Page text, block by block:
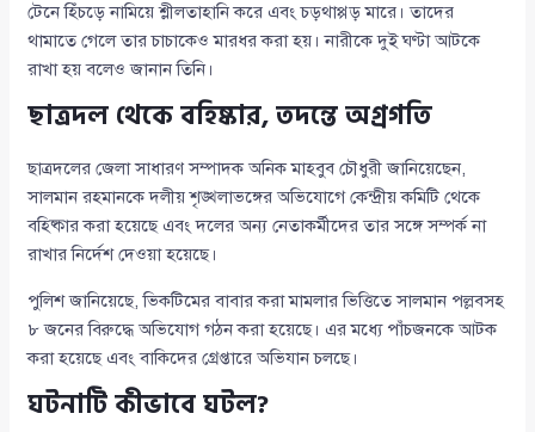
টেনে হিঁচড়ে নামিয়ে শ্লীলতাহানি করে এবং চড়থাপ্পড় মারে। তাদের
থামাতে গেলে তার চাচাকেও মারধর করা হয়। নারীকে দুই ঘণ্টা আটকে
রাখা হয় বলেও জানান তিনি।
ছাত্রদল থেকে বহিষ্কার, তদন্তে অগ্রগতি
ছাত্রদলের জেলা সাধারণ সম্পাদক অনিক মাহবুব চৌধুরী জানিয়েছেন,
সালমান রহমানকে দলীয় শৃঙ্খলাভঙ্গের অভিযোগে কেন্দ্রীয় কমিটি থেকে
বহিষ্কার করা হয়েছে এবং দলের অন্য নেতাকর্মীদের তার সঙ্গে সম্পর্ক না
রাখার নির্দেশ দেওয়া হয়েছে।
পুলিশ জানিয়েছে, ভিকটিমের বাবার করা মামলার ভিত্তিতে সালমান পল্লবসহ
৮ জনের বিরুদ্ধে অভিযোগ গঠন করা হয়েছে। এর মধ্যে পাঁচজনকে আটক
করা হয়েছে এবং বাকিদের গ্রেপ্তারে অভিযান চলছে।
ঘটনাটি কীভাবে ঘটল?